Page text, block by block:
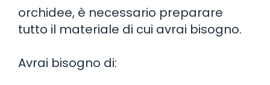
orchidee, è necessario preparare
tutto il materiale di cui avrai bisogno.
Avrai bisogno di: